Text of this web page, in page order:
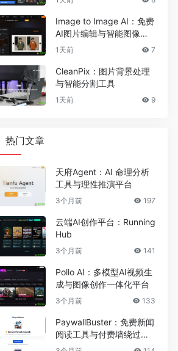
Image to Image AI：免费
AI图片编辑与智能图像处
理工具
1天前 7
CleanPix：图片背景处理
与智能分割工具
1天前 9
热门文章
天府Agent：AI 命理分析
工具与理性推演平台
3个月前 197
云端AI创作平台：Running
Hub
3个月前 141
Pollo AI：多模型AI视频生
成与图像创作一体化平台
3个月前 133
PaywallBuster：免费新闻
阅读工具与付费墙绕过助
手